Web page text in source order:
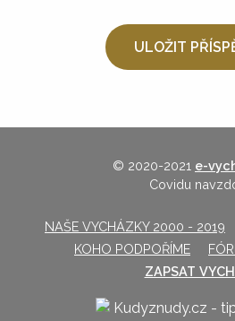
© 2020-2021 e-
Covidu
NAŠE VYCHÁZKY 2000 - 2019
KOHO PODPOŘÍME
ZAPSAT